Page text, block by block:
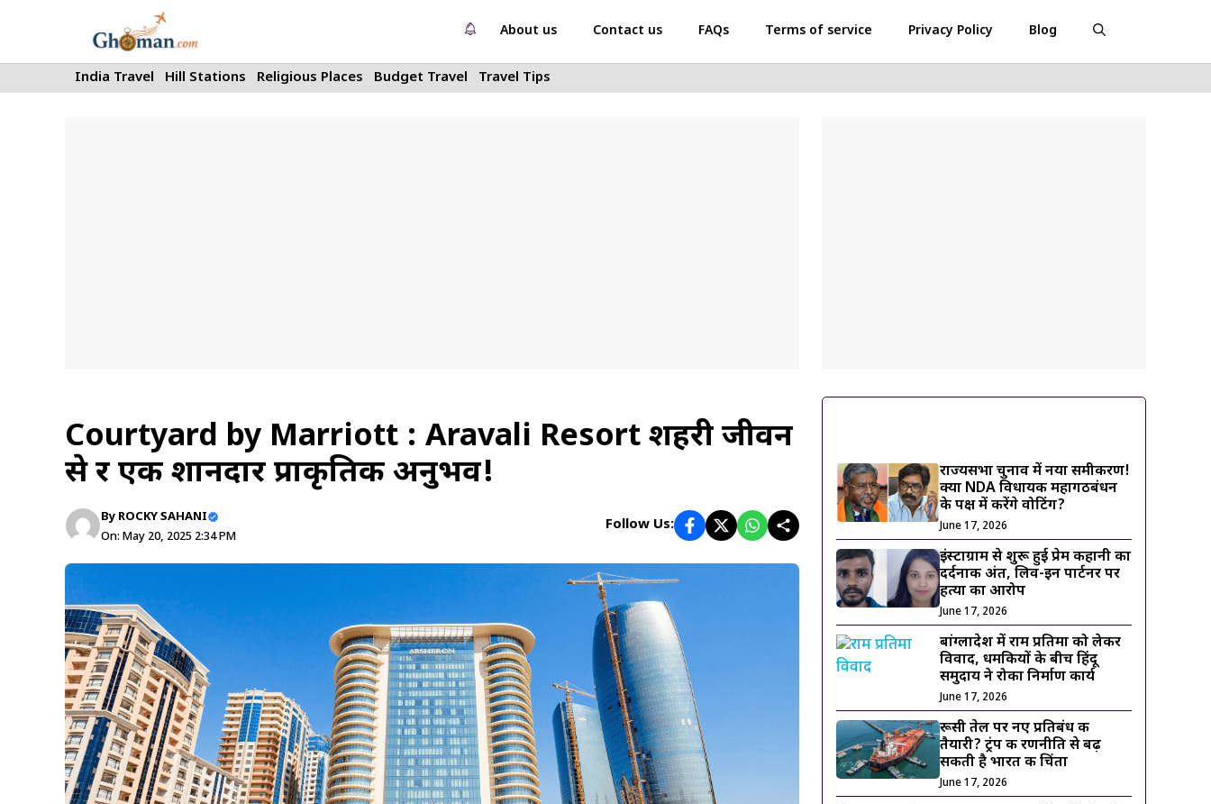
About us Contact us FAQs Terms of service Privacy Policy Blog
India Travel Hill Stations Religious Places Budget Travel Travel Tips
Courtyard by Marriott : Aravali Resort शहरी जीवन
से दूर एक शानदार प्राकृतिक अनुभव!
By ROCKY SAHANI
On: May 20, 2025 2:34 PM
Follow Us:
राज्यसभा चुनाव में नया समीकरण!
क्या NDA विधायक महागठबंधन
के पक्ष में करेंगे वोटिंग?
June 17, 2026
इंस्टाग्राम से शुरू हुई प्रेम कहानी का
दर्दनाक अंत, लिव-इन पार्टनर पर
हत्या का आरोप
June 17, 2026
बांग्लादेश में राम प्रतिमा को लेकर
विवाद, धमकियों के बीच हिंदू
समुदाय ने रोका निर्माण कार्य
June 17, 2026
रूसी तेल पर नए प्रतिबंध की
तैयारी? ट्रंप की रणनीति से बढ़
सकती है भारत की चिंता
June 17, 2026